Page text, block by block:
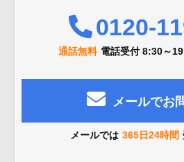
0120-
通話無料 電話受付 8:30～
メールでお
メールでは 365日24時間